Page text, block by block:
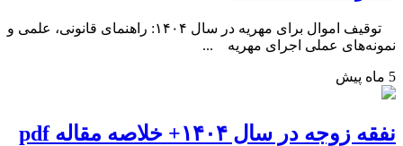
توقیف اموال برای مهریه در سال ۱۴۰۴: راهنمای قانونی، علمی و
نمونه‌های عملی اجرای مهریه ...
5 ماه پیش
نفقه زوجه در سال ۱۴۰۴+ خلاصه مقاله pdf